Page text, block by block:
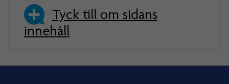
Tyck till om sidans
innehåll